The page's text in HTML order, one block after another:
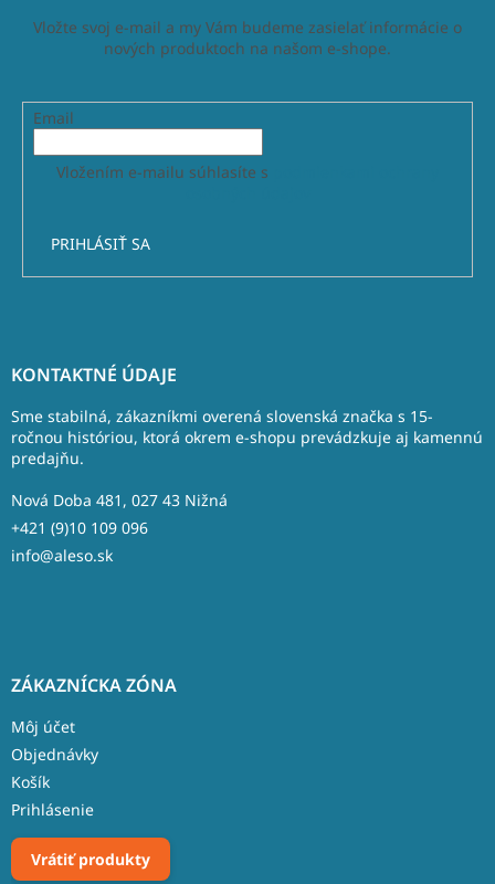
Vložte svoj e-mail a my Vám budeme zasielať informácie o
nových produktoch na našom e-shope.
Email
Vložením e-mailu súhlasíte s
PRIHLÁSIŤ SA
KONTAKTNÉ ÚDAJE
Sme stabilná, zákazníkmi overená slovenská značka s 15-
ročnou históriou, ktorá okrem e-shopu prevádzkuje aj kamennú
predajňu.
Nová Doba 481, 027 43 Nižná
+421 (9)10 109 096
info@aleso.sk
ZÁKAZNÍCKA ZÓNA
Môj účet
Objednávky
Košík
Prihlásenie
Vrátiť produkty